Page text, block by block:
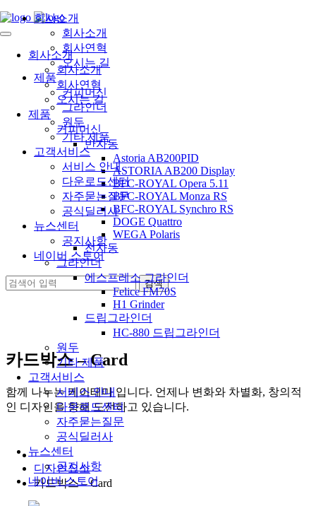
회사소개
회사소개
회사연혁
오시는 길
제품
커피머신
반자동
Astoria AB200PID
ASTORIA AB200 Display
BFC-ROYAL Opera 5.11
BFC-ROYAL Monza RS
BFC-ROYAL Synchro RS
DOGE Quattro
WEGA Polaris
전자동
그라인더
에스프레소 그라인더
Felice FM70S
H1 Grinder
드립그라인더
HC-880 드립그라인더
원두
기타 제품
고객서비스
서비스 안내
다운로드센터
자주묻는질문
공식딜러사
뉴스센터
공지사항
네이버 스토어
회사소개
회사소개
회사연혁
오시는 길
제품
커피머신
그라인더
원두
기타 제품
고객서비스
서비스 안내
다운로드센터
자주묻는질문
공식딜러사
뉴스센터
공지사항
네이버 스토어
카드박스 – Card
함께 나누는 케이테마 입니다. 언제나 변화와 차별화, 창의적
인 디자인을 향해 도전하고 있습니다.
디자인요소
카드박스 – Card